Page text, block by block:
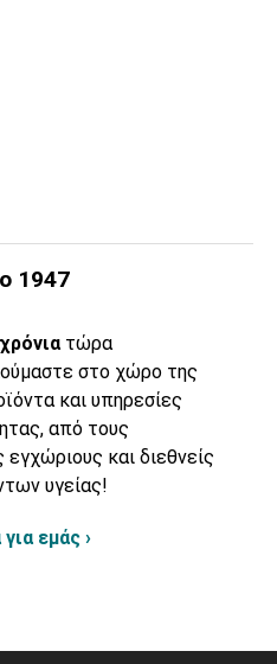
1947
τώρα
στο χώρο της
και υπηρεσίες
από τους
και διεθνείς
υγείας!
εμάς ›